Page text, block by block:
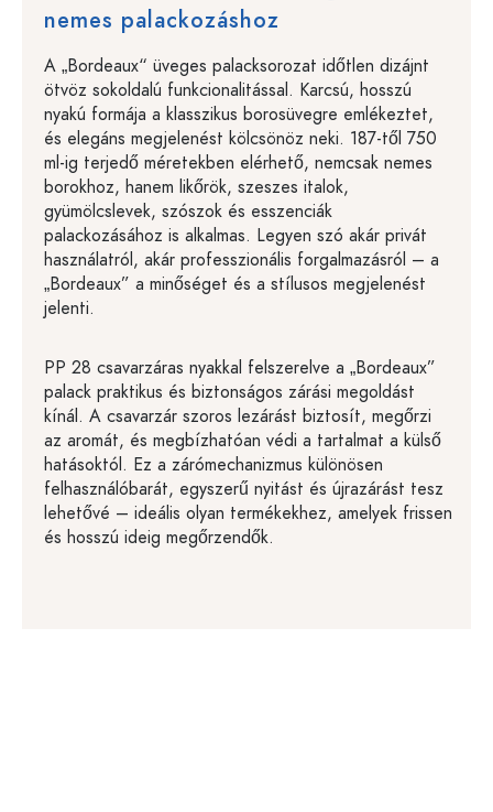
nemes palackozáshoz
A „Bordeaux“ üveges palacksorozat időtlen dizájnt
ötvöz sokoldalú funkcionalitással. Karcsú, hosszú
nyakú formája a klasszikus borosüvegre emlékeztet,
és elegáns megjelenést kölcsönöz neki. 187-től 750
ml-ig terjedő méretekben elérhető, nemcsak nemes
borokhoz, hanem likőrök, szeszes italok,
gyümölcslevek, szószok és esszenciák
palackozásához is alkalmas. Legyen szó akár privát
használatról, akár professzionális forgalmazásról – a
„Bordeaux” a minőséget és a stílusos megjelenést
jelenti.
PP 28 csavarzáras nyakkal felszerelve a „Bordeaux”
palack praktikus és biztonságos zárási megoldást
kínál. A csavarzár szoros lezárást biztosít, megőrzi
az aromát, és megbízhatóan védi a tartalmat a külső
hatásoktól. Ez a zárómechanizmus különösen
felhasználóbarát, egyszerű nyitást és újrazárást tesz
lehetővé – ideális olyan termékekhez, amelyek frissen
és hosszú ideig megőrzendők.